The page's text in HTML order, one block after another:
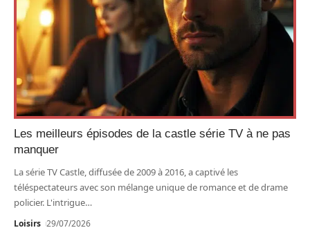
Les meilleurs épisodes de la castle série TV à ne pas
manquer
La série TV Castle, diffusée de 2009 à 2016, a captivé les
téléspectateurs avec son mélange unique de romance et de drame
policier. L'intrigue…
Loisirs 29/07/2026